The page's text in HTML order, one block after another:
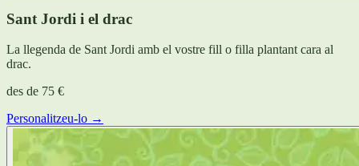
Sant Jordi i el drac
La llegenda de Sant Jordi amb el vostre fill o filla plantant cara al
drac.
des de 75 €
Personalitzeu-lo →